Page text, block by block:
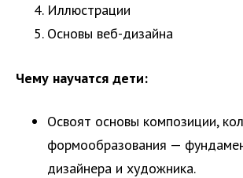
Иллюстрации
Основы веб-дизайна
Чему научатся дети:
Освоят основы композиции,
формообразования —
дизайнера и художника.